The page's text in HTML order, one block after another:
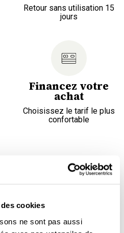
cookies
ne sont pas aussi
Retour sans utilisation 15
jours
Financez votre
achat
Choisissez le tarif le plus
confortable
classique